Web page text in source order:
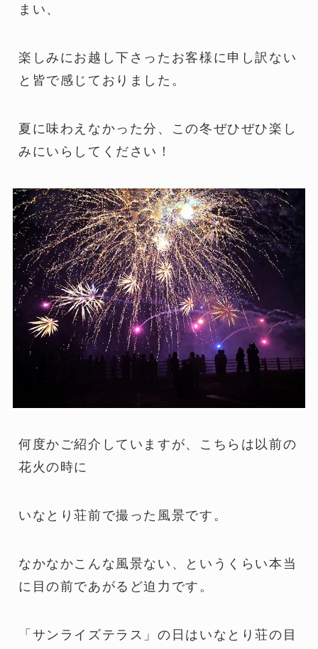
まい、
楽しみにお越し下さったお客様に申し訳ない
と皆で感じておりました。
夏に味わえなかった分、この冬ぜひぜひ楽し
みにいらしてください！
何度かご紹介していますが、こちらは以前の
花火の時に
いなとり荘前で撮った風景です。
なかなかこんな風景ない、というくらい本当
に目の前であがるど迫力です。
「サンライズテラス」の日はいなとり荘の目